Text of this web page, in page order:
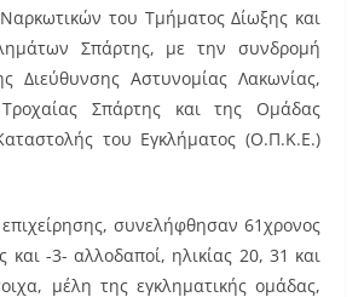
του Τμήματος Δίωξης και
Σπάρτης, με την συνδρομή
Διεύθυνσης Αστυνομίας Λακωνίας,
Σπάρτης και της Ομάδας
του Εγκλήματος (Ο.Π.Κ.Ε.)
συνελήφθησαν 61χρονος
και -3- αλλοδαποί, ηλικίας 20, 31 και
μέλη της εγκληματικής ομάδας,